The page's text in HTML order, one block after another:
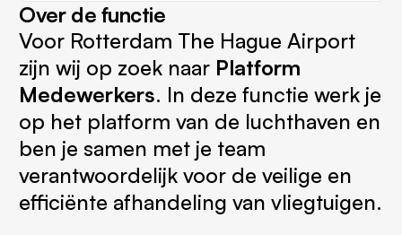
Over de functie
Voor Rotterdam The Hague Airport
zijn wij op zoek naar Platform
Medewerkers. In deze functie werk je
op het platform van de luchthaven en
ben je samen met je team
verantwoordelijk voor de veilige en
efficiënte afhandeling van vliegtuigen.